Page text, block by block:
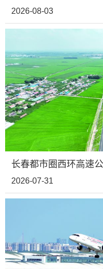
2026-08-03
长春都市圈西环高速
2026-07-31